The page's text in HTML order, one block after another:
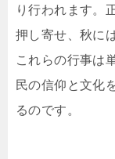
り行われます。
押し寄せ、秋に
これらの行事は
民の信仰と文化
るのです。